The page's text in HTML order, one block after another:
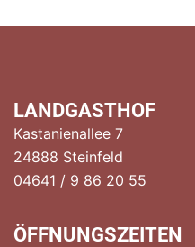
LANDGASTHOF
Kastanienallee 7
24888 Steinfeld
04641 / 9 86 20 55
ÖFFNUNGSZEITEN